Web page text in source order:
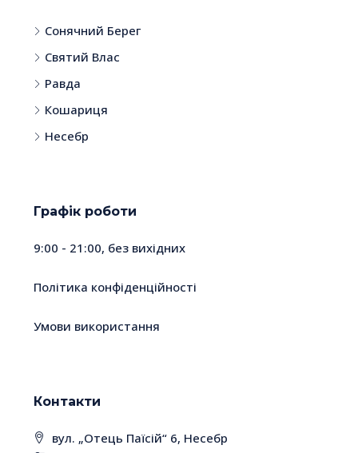
Сонячний Берег
Святий Влас
Равда
Кошариця
Несебр
Графік роботи
9:00 - 21:00, без вихідних
Політика конфіденційності
Умови використання
Контакти
вул. „Отець Паїсій“ 6, Несебр